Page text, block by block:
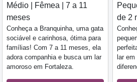
Médio | Fêmea | 7 a 11
meses
Conheça a Branquinha, uma gata
sociável e carinhosa, ótima para
famílias! Com 7 a 11 meses, ela
adora companhia e busca um lar
amoroso em Fortaleza.
de 2
lar